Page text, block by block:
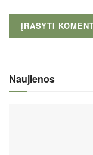
Naujienos